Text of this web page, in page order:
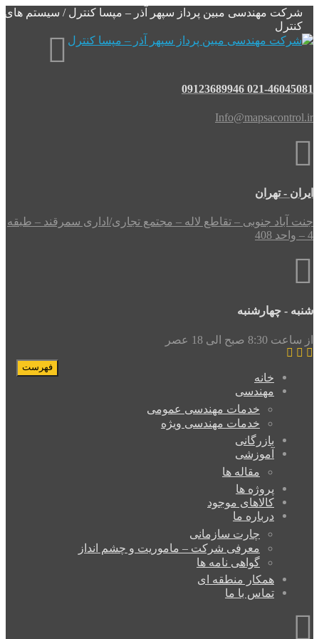
مهندسی مبین پرداز سپهر آذر – مپسا کنترل / سیستم های
021-46045081
- تهران
جنوبی – تقاطع لاله – مجتمع تجاری/اداری سمرقند – طبقه
- چهارشنبه
الی 18 عصر
فهرست
خانه
مهندسی
خدمات مهندسی عمومی
خدمات مهندسی ویژه
بازرگانی
آموزشی
مقاله ها
پروژه ها
کالاهای موجود
درباره ما
چارت سازمانی
معرفی شرکت – ماموریت و چشم انداز
گواهی نامه ها
همکار منطقه ای
تماس با ما